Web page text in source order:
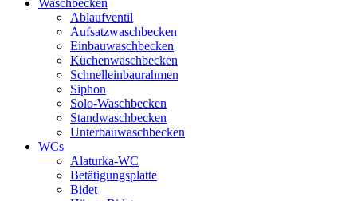
Waschbecken
Ablaufventil
Aufsatzwaschbecken
Einbauwaschbecken
Küchenwaschbecken
Schnelleinbaurahmen
Siphon
Solo-Waschbecken
Standwaschbecken
Unterbauwaschbecken
WCs
Alaturka-WC
Betätigungsplatte
Bidet